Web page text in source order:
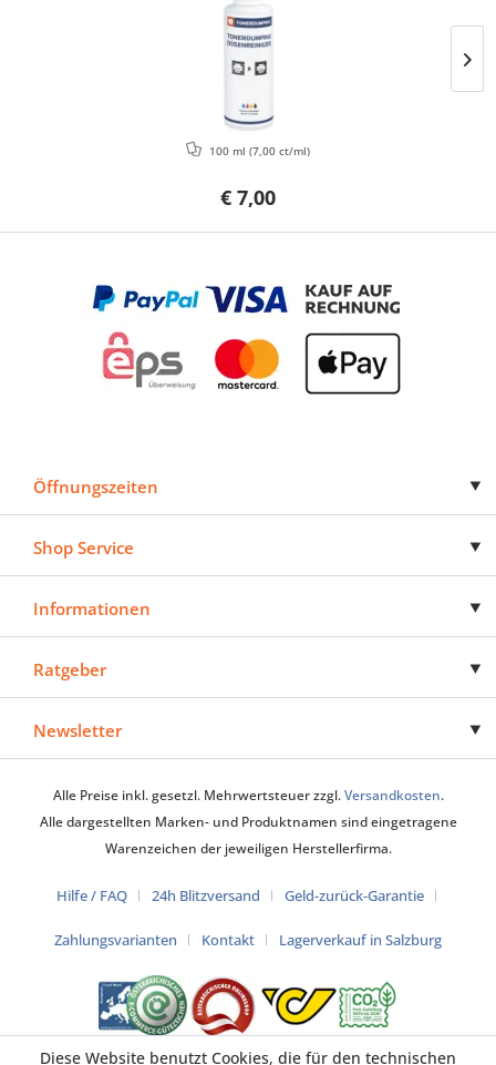
€ 7,00
100 ml (7,00 ct/ml)
Öffnungszeiten
Shop Service
Informationen
Ratgeber
Newsletter
Alle Preise inkl. gesetzl. Mehrwertsteuer zzgl.Versandkosten.
Alle dargestellten Marken- und Produktnamen sind eingetragene
Warenzeichen der jeweiligen Herstellerfirma.
Hilfe / FAQ 24h Blitzversand Geld-zurück-Garantie
Zahlungsvarianten Kontakt Lagerverkauf in Salzburg
Diese Website benutzt Cookies, die für den technischen